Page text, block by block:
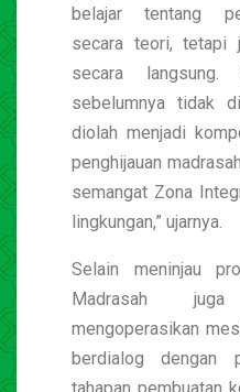
belajar tentang
secara teori, tetapi
secara langsung.
sebelumnya tidak
diolah menjadi
penghijauan
semangat Zona
lingkungan,” ujarnya.
Selain meninjau
Madrasah
mengoperasikan
berdialog dengan